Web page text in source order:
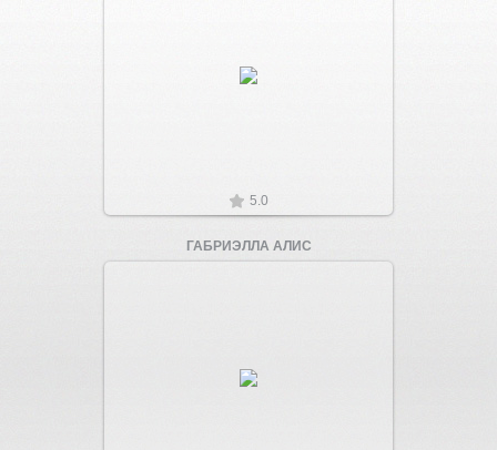
Увеличить
5.0
ГАБРИЭЛЛА АЛИС
Увеличить